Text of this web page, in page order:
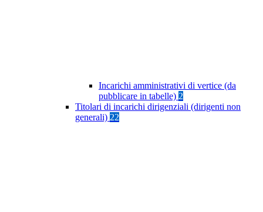
Incarichi amministrativi di vertice (da
pubblicare in tabelle) 2
Titolari di incarichi dirigenziali (dirigenti non
generali) 22